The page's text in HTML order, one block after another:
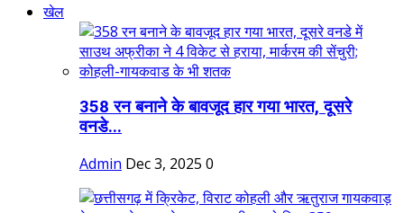
खेल
358 रन बनाने के बावजूद हार गया भारत, दूसरे
वनडे...
Admin Dec 3, 2025 0